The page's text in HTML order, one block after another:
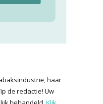
haar
de redactie! Uw